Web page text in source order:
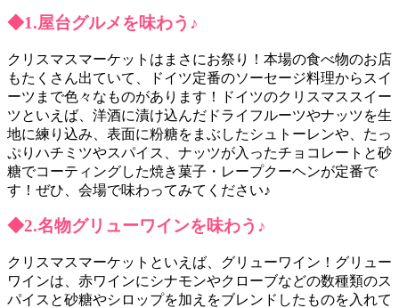
◆1.屋台グルメを味わう♪
クリスマスマーケットはまさにお祭り！本場の食べ物のお店
もたくさん出ていて、ドイツ定番のソーセージ料理からスイ
ーツまで色々なものがあります！ドイツのクリスマススイー
ツといえば、洋酒に漬け込んだドライフルーツやナッツを生
地に練り込み、表面に粉糖をまぶしたシュトーレンや、たっ
ぷりハチミツやスパイス、ナッツが入ったチョコレートと砂
糖でコーティングした焼き菓子・レープクーヘンが定番で
す！ぜひ、会場で味わってみてください♪
◆2.名物グリューワインを味わう♪
クリスマスマーケットといえば、グリューワイン！グリュー
ワインは、赤ワインにシナモンやクローブなどの数種類のス
パイスと砂糖やシロップを加えをブレンドしたものを入れて